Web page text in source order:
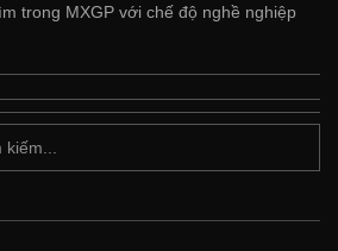
trong MXGP với chế độ nghề nghiệp